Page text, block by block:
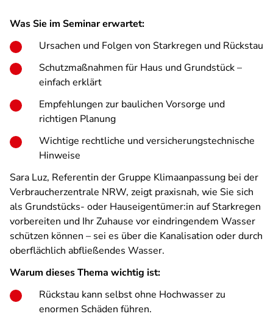
Was Sie im Seminar erwartet:
Ursachen und Folgen von Starkregen und Rückstau
Schutzmaßnahmen für Haus und Grundstück –
einfach erklärt
Empfehlungen zur baulichen Vorsorge und
richtigen Planung
Wichtige rechtliche und versicherungstechnische
Hinweise
Sara Luz, Referentin der Gruppe Klimaanpassung bei der
Verbraucherzentrale NRW, zeigt praxisnah, wie Sie sich
als Grundstücks- oder Hauseigentümer:in auf Starkregen
vorbereiten und Ihr Zuhause vor eindringendem Wasser
schützen können – sei es über die Kanalisation oder durch
oberflächlich abfließendes Wasser.
Warum dieses Thema wichtig ist:
Rückstau kann selbst ohne Hochwasser zu
enormen Schäden führen.